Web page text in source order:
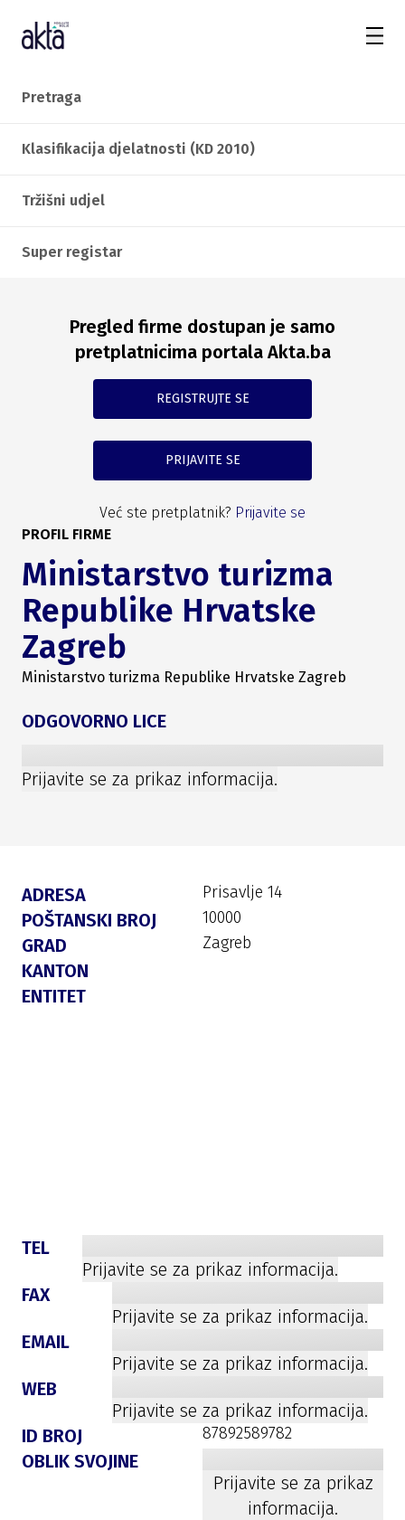
Pretraga
Klasifikacija djelatnosti (KD 2010)
Tržišni udjel
Super registar
Pregled firme dostupan je samo
pretplatnicima portala Akta.ba
REGISTRUJTE SE
PRIJAVITE SE
Već ste pretplatnik? Prijavite se
PROFIL FIRME
Ministarstvo turizma
Republike Hrvatske
Zagreb
Ministarstvo turizma Republike Hrvatske Zagreb
ODGOVORNO LICE
Prijavite se za prikaz informacija.
ADRESA Prisavlje 14
POŠTANSKI BROJ 10000
GRAD Zagreb
KANTON
ENTITET
TEL
Prijavite se za prikaz informacija.
FAX
Prijavite se za prikaz informacija.
EMAIL
Prijavite se za prikaz informacija.
WEB
Prijavite se za prikaz informacija.
ID BROJ
87892589782
OBLIK SVOJINE
Prijavite se za prikaz
informacija.